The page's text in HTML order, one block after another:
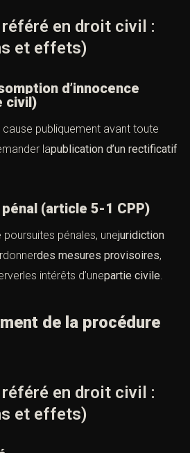
en droit civil :
et effets)
d’innocence
civil)
publiquement avant toute
lapublication d’un rectificatif
(article 5-1 CPP)
pénales, unejuridiction
des mesures provisoires,
intérêts d’unepartie civile.
de la procédure
en droit civil :
et effets)